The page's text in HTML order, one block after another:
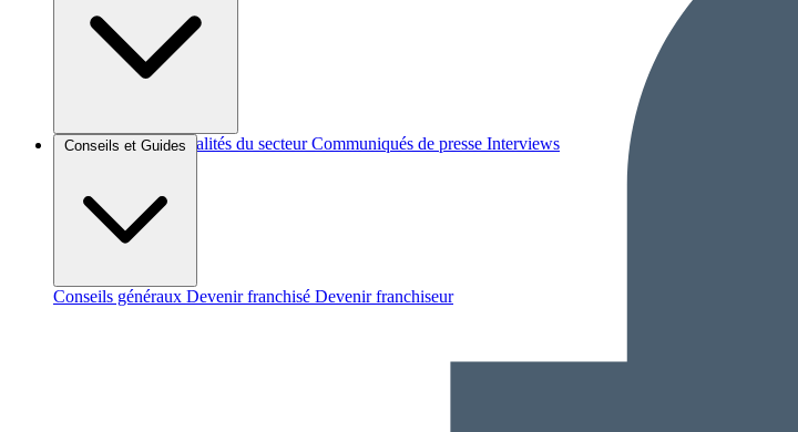
Brèves et actus Actualités du secteur Communiqués de presse Interviews
Conseils et Guides
Conseils généraux Devenir franchisé Devenir franchiseur